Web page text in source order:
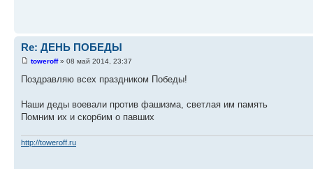
Re: ДЕНЬ ПОБЕДЫ
toweroff» 08 май 2014, 23:37
Поздравляю всех праздником Победы!
Наши деды воевали против фашизма, светлая им память
Помним их и скорбим о павших
http://toweroff.ru